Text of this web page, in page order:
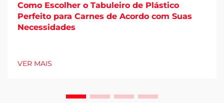
Como Escolher o Tabuleiro de Plástico
Perfeito para Carnes de Acordo com Suas
Necessidades
VER MAIS